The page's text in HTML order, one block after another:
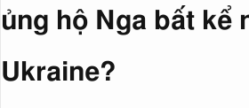
ủng hộ Nga bất kể
Ukraine?